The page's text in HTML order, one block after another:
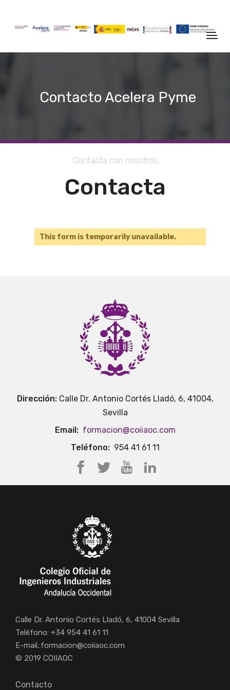
Contacto Acelera Pyme
Contacta con nosotros
Contacta
This form is temporarily unavailable.
Dirección:Calle Dr. Antonio Cortés Lladó, 6, 41004,
Sevilla
Email: formacion@coiiaoc.com
Teléfono:954 41 61 11
Calle Dr. Antonio Cortés Lladó, 6, 41004 Sevilla
Teléfono: +34 954 41 61 11
E-mail.:formacion@coiiaoc.com
© 2019 COIIAOC
Contacto